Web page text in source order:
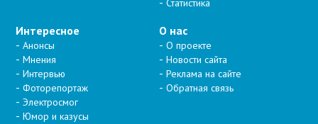
Статистика
Интересное
Анонсы
Мнения
Интервью
Фоторепортаж
Электросмог
Юмор и казусы
О нас
О проекте
Новости сайта
Реклама на сайте
Обратная связь